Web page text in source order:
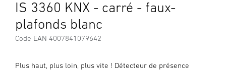
IS 3360 KNX - carré - faux-
plafonds blanc
Code EAN 4007841079642
Plus haut, plus loin, plus vite ! Détecteur de présence